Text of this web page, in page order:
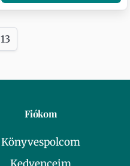
13
Fiókom
Könyvespolcom